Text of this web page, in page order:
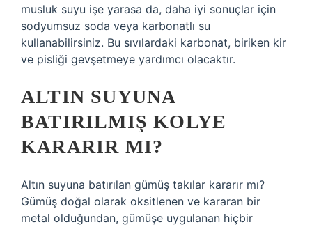
musluk suyu işe yarasa da, daha iyi sonuçlar için
sodyumsuz soda veya karbonatlı su
kullanabilirsiniz. Bu sıvılardaki karbonat, biriken kir
ve pisliği gevşetmeye yardımcı olacaktır.
ALTIN SUYUNA
BATIRILMIŞ KOLYE
KARARIR MI?
Altın suyuna batırılan gümüş takılar kararır mı?
Gümüş doğal olarak oksitlenen ve kararan bir
metal olduğundan, gümüşe uygulanan hiçbir